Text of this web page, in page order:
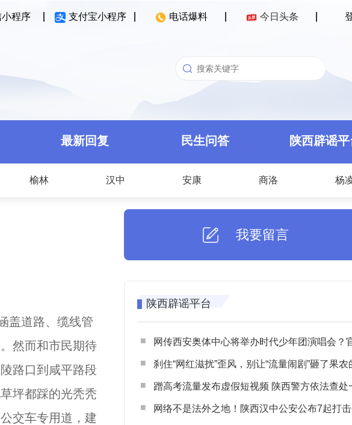
程序 支付宝小程序 电话爆料 今日头条
最新回复 民生问答 陕西辟谣
榆林 汉中 安康 商洛 杨
盖道路、缆线管
然而和市民期待
路口到咸平路段
坪都踩的光秃秃
交车专用道，建
我要留言
陕西辟谣平台
网传西安奥体中心将举办时代少年团演唱会？官方回应：纯
刹住“网红滋扰”歪风，别让“流量闹剧”砸了果农
蹭高考流量发布虚假短视频 陕西警方依法查处一起涉高考网络
网络不是法外之地！陕西汉中公安公布7起打击整治网谣网暴典型